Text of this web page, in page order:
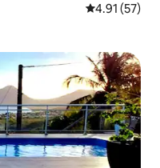
Penarafan
4.91 (57)